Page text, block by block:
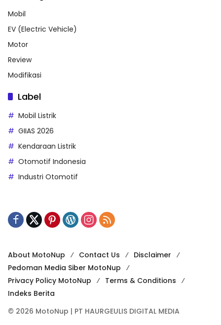
Mobil
EV (Electric Vehicle)
Motor
Review
Modifikasi
Label
Mobil Listrik
GIIAS 2026
Kendaraan Listrik
Otomotif Indonesia
Industri Otomotif
About MotoNup Contact Us
Disclaimer
Pedoman Media Siber MotoNup
Privacy Policy MotoNup
Terms & Conditions
Indeks Berita
© 2026 MotoNup | PT HAURGEULIS DIGITAL MEDIA